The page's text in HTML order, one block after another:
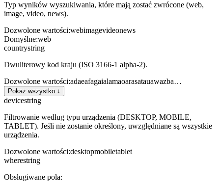
Typ wyników wyszukiwania, które mają zostać zwrócone (web,
image, video, news).
Dozwolone wartości:webimagevideonews
Domyślne:web
countrystring
Dwuliterowy kod kraju (ISO 3166-1 alpha-2).
Dozwolone wartości:adaeafagaialamaoarasatauawazba…
Pokaż wszystko ↓
devicestring
Filtrowanie według typu urządzenia (DESKTOP, MOBILE,
TABLET). Jeśli nie zostanie określony, uwzględniane są wszystkie
urządzenia.
Dozwolone wartości:desktopmobiletablet
wherestring
Obsługiwane pola: